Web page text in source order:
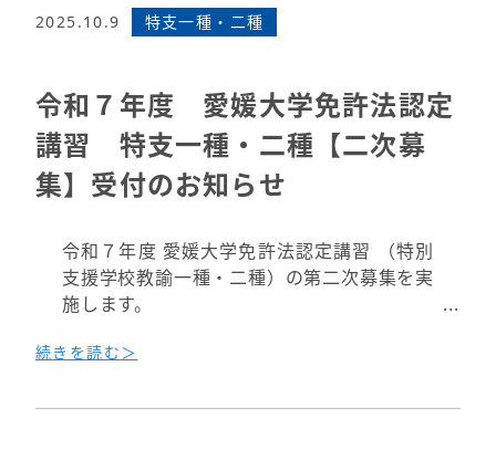
u.ac.jp/contact/
まずはAIチャットボットをご利用ください。
2025.10.9 特支一種・二種
令和７年度 愛媛大学免許法認定
講習 特支一種・二種【二次募
集】受付のお知らせ
令和７年度 愛媛大学免許法認定講習 （特別
支援学校教諭一種・二種）の第二次募集を実
施します。
募集期間 : 10月8日（水）10：00 ～ 11月4
続きを読む＞